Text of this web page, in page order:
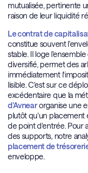
mutualisée, pertinente
raison de leur liquidité
Le contrat de
constitue souvent
stable. Il loge
diversifié, permet des
immédiatement
lisible. C'est sur ce
excédentaire que la
d'Avnearorganise une
plutôt qu'un placement
de point d'entrée. Pour
des supports, notre
placement de
enveloppe.